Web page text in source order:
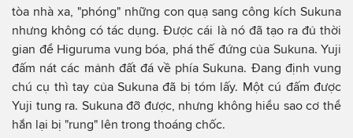
tòa nhà xa, "phóng" những con quạ sang công kích Sukuna
nhưng không có tác dụng. Được cái là nó đã tạo ra đủ thời
gian để Higuruma vung bóa, phá thế đứng của Sukuna. Yuji
đấm nát các mảnh đất đá về phía Sukuna. Đang định vung
chú cụ thì tay của Sukuna đã bị tóm lấy. Một cú đấm được
Yuji tung ra. Sukuna đỡ được, nhưng không hiểu sao cơ thể
hắn lại bị "rung" lên trong thoáng chốc.